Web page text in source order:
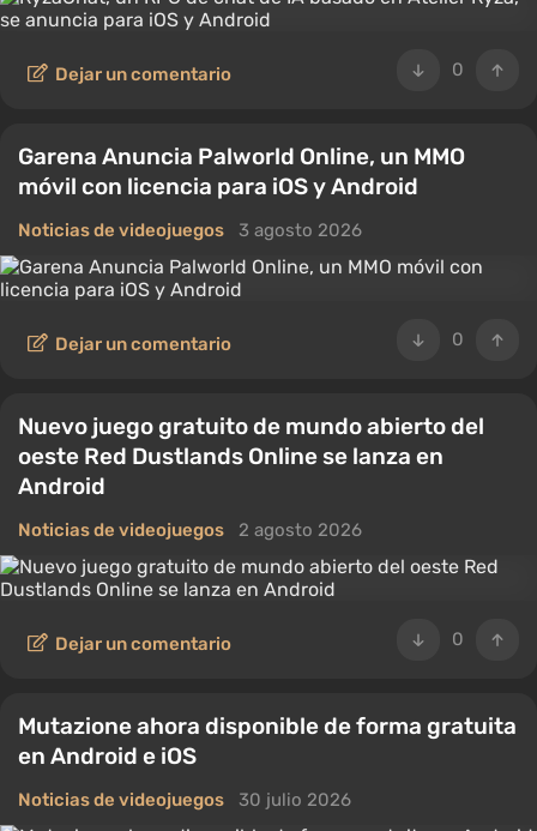
0
Dejar un comentario
Garena Anuncia Palworld Online, un MMO
móvil con licencia para iOS y Android
Noticias de videojuegos 3 agosto 2026
0
Dejar un comentario
Nuevo juego gratuito de mundo abierto del
oeste Red Dustlands Online se lanza en
Android
Noticias de videojuegos 2 agosto 2026
0
Dejar un comentario
Mutazione ahora disponible de forma gratuita
en Android e iOS
Noticias de videojuegos 30 julio 2026